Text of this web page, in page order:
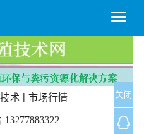
T
o
g
l
e
n
a
术 | 市场行情
13277883322
关闭